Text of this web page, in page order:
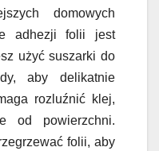
domowych
adhezji folii jest
użyć suszarki do
aby delikatnie
rozluźnić klej,
od powierzchni.
folii, aby